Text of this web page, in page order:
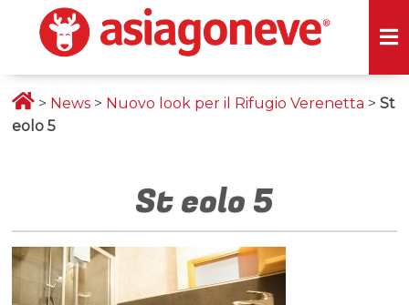
> News > Nuovo look per il Rifugio Verenetta >St
eolo 5
St eolo 5